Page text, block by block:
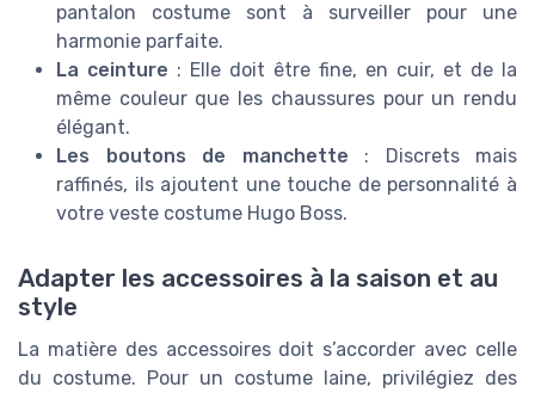
pantalon costume sont à surveiller pour une
harmonie parfaite.
La ceinture : Elle doit être fine, en cuir, et de la
même couleur que les chaussures pour un rendu
élégant.
Les boutons de manchette : Discrets mais
raffinés, ils ajoutent une touche de personnalité à
votre veste costume Hugo Boss.
Adapter les accessoires à la saison et au
style
La matière des accessoires doit s’accorder avec celle
du costume. Pour un costume laine, privilégiez des